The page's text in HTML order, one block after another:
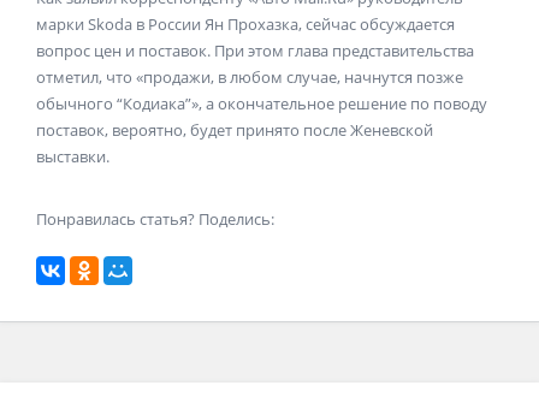
марки Skoda в России Ян Прохазка, сейчас обсуждается
вопрос цен и поставок. При этом глава представительства
отметил, что «продажи, в любом случае, начнутся позже
обычного “Кодиака”», а окончательное решение по поводу
поставок, вероятно, будет принято после Женевской
выставки.
Понравилась статья? Поделись: